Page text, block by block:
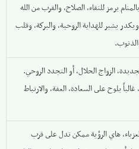
يرمز للنقاء، الصلاح، والقرب من الله
يشير للهداية الروحية، والبركة، وقلب
الزواج الحلال، أو التجدد الروحي.
يلوح على السعادة، العفة، والارتباط
هاي الرؤية ممكن تدل على قرب